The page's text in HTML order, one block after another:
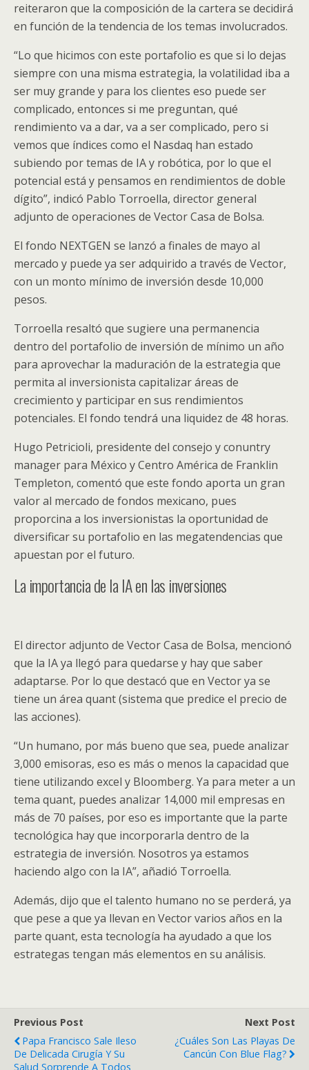
reiteraron que la composición de la cartera se decidirá
en función de la tendencia de los temas involucrados.
“Lo que hicimos con este portafolio es que si lo dejas
siempre con una misma estrategia, la volatilidad iba a
ser muy grande y para los clientes eso puede ser
complicado, entonces si me preguntan, qué
rendimiento va a dar, va a ser complicado, pero si
vemos que índices como el Nasdaq han estado
subiendo por temas de IA y robótica, por lo que el
potencial está y pensamos en rendimientos de doble
dígito”, indicó Pablo Torroella, director general
adjunto de operaciones de Vector Casa de Bolsa.
El fondo NEXTGEN se lanzó a finales de mayo al
mercado y puede ya ser adquirido a través de Vector,
con un monto mínimo de inversión desde 10,000
pesos.
Torroella resaltó que sugiere una permanencia
dentro del portafolio de inversión de mínimo un año
para aprovechar la maduración de la estrategia que
permita al inversionista capitalizar áreas de
crecimiento y participar en sus rendimientos
potenciales. El fondo tendrá una liquidez de 48 horas.
Hugo Petricioli, presidente del consejo y conuntry
manager para México y Centro América de Franklin
Templeton, comentó que este fondo aporta un gran
valor al mercado de fondos mexicano, pues
proporcina a los inversionistas la oportunidad de
diversificar su portafolio en las megatendencias que
apuestan por el futuro.
La importancia de la IA en las inversiones
El director adjunto de Vector Casa de Bolsa, mencionó
que la IA ya llegó para quedarse y hay que saber
adaptarse. Por lo que destacó que en Vector ya se
tiene un área quant (sistema que predice el precio de
las acciones).
“Un humano, por más bueno que sea, puede analizar
3,000 emisoras, eso es más o menos la capacidad que
tiene utilizando excel y Bloomberg. Ya para meter a un
tema quant, puedes analizar 14,000 mil empresas en
más de 70 países, por eso es importante que la parte
tecnológica hay que incorporarla dentro de la
estrategia de inversión. Nosotros ya estamos
haciendo algo con la IA”, añadió Torroella.
Además, dijo que el talento humano no se perderá, ya
que pese a que ya llevan en Vector varios años en la
parte quant, esta tecnología ha ayudado a que los
estrategas tengan más elementos en su análisis.
Previous Post
Papa Francisco Sale Ileso
De Delicada Cirugía Y Su
Salud Sorprende A Todos
Next Post
¿Cuáles Son Las Playas De
Cancún Con Blue Flag?